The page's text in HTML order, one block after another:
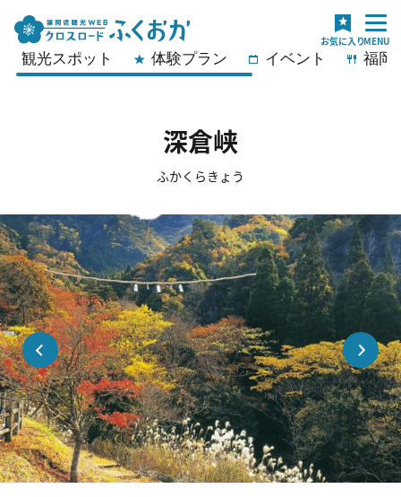
観光スポット 体験プラン イベント 福岡
深倉峡
ふかくらきょう